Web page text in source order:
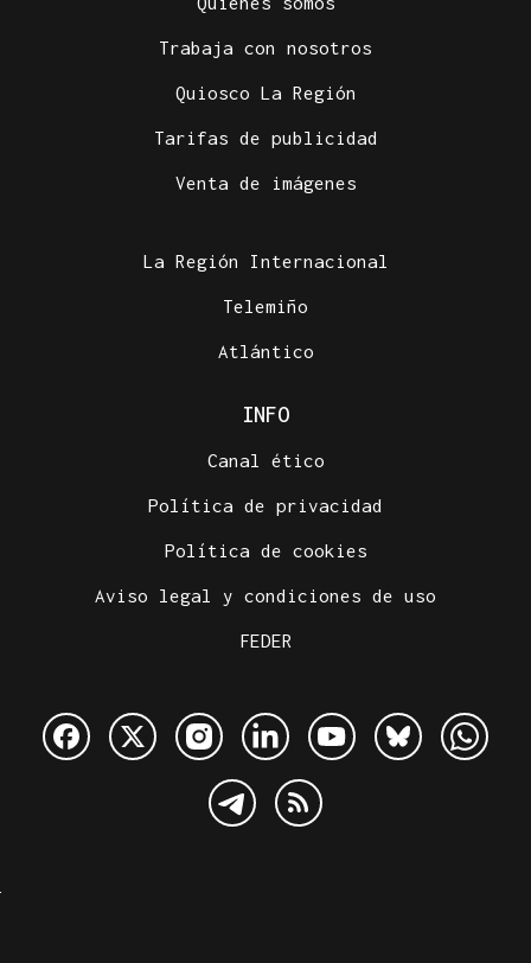
Trabaja con nosotros
Quiosco La Región
Tarifas de publicidad
Venta de imágenes
La Región Internacional
Telemiño
Atlántico
INFO
Canal ético
Política de privacidad
Política de cookies
Aviso legal y condiciones de uso
FEDER